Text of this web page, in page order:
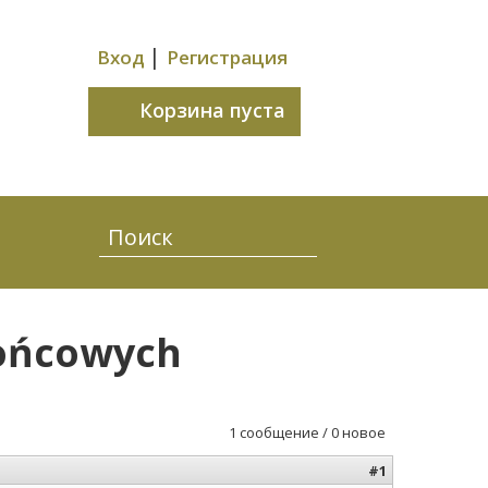
Вход | Регистрация
Корзина пуста
1 сообщение / 0 новое
#1